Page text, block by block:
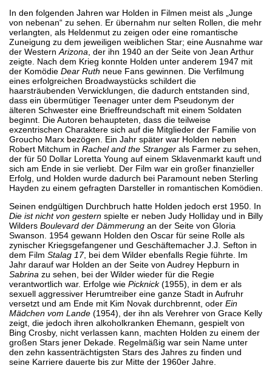
In den folgenden Jahren war Holden in Filmen meist als „Junge
von nebenan“ zu sehen. Er übernahm nur selten Rollen, die mehr
verlangten, als Heldenmut zu zeigen oder eine romantische
Zuneigung zu dem jeweiligen weiblichen Star; eine Ausnahme war
der Western Arizona , der ihn 1940 an der Seite von Jean Arthur
zeigte. Nach dem Krieg konnte Holden unter anderem 1947 mit
der Komödie Dear Ruth neue Fans gewinnen. Die Verfilmung
eines erfolgreichen Broadwaystücks schildert die
haarsträubenden Verwicklungen, die dadurch entstanden sind,
dass ein übermütiger Teenager unter dem Pseudonym der
älteren Schwester eine Brieffreundschaft mit einem Soldaten
beginnt. Die Autoren behaupteten, dass die teilweise
exzentrischen Charaktere sich auf die Mitglieder der Familie von
Groucho Marx bezögen. Ein Jahr später war Holden neben
Robert Mitchum in Rachel and the Stranger als Farmer zu sehen,
der für 50 Dollar Loretta Young auf einem Sklavenmarkt kauft und
sich am Ende in sie verliebt. Der Film war ein großer finanzieller
Erfolg, und Holden wurde dadurch bei Paramount neben Sterling
Hayden zu einem gefragten Darsteller in romantischen Komödien.
Seinen endgültigen Durchbruch hatte Holden jedoch erst 1950. In
Die ist nicht von gestern spielte er neben Judy Holliday und in Billy
Wilders Boulevard der Dämmerung an der Seite von Gloria
Swanson. 1954 gewann Holden den Oscar für seine Rolle als
zynischer Kriegsgefangener und Geschäftemacher J.J. Sefton in
dem Film Stalag 17, bei dem Wilder ebenfalls Regie führte. Im
Jahr darauf war Holden an der Seite von Audrey Hepburn in
Sabrina zu sehen, bei der Wilder wieder für die Regie
verantwortlich war. Erfolge wie Picknick(1955), in dem er als
sexuell aggressiver Herumtreiber eine ganze Stadt in Aufruhr
versetzt und am Ende mit Kim Novak durchbrennt, oder Ein
Mädchen vom Lande (1954), der ihn als Verehrer von Grace Kelly
zeigt, die jedoch ihren alkoholkranken Ehemann, gespielt von
Bing Crosby, nicht verlassen kann, machten Holden zu einem der
großen Stars jener Dekade. Regelmäßig war sein Name unter
den zehn kassenträchtigsten Stars des Jahres zu finden und
seine Karriere dauerte bis zur Mitte der 1960er Jahre.